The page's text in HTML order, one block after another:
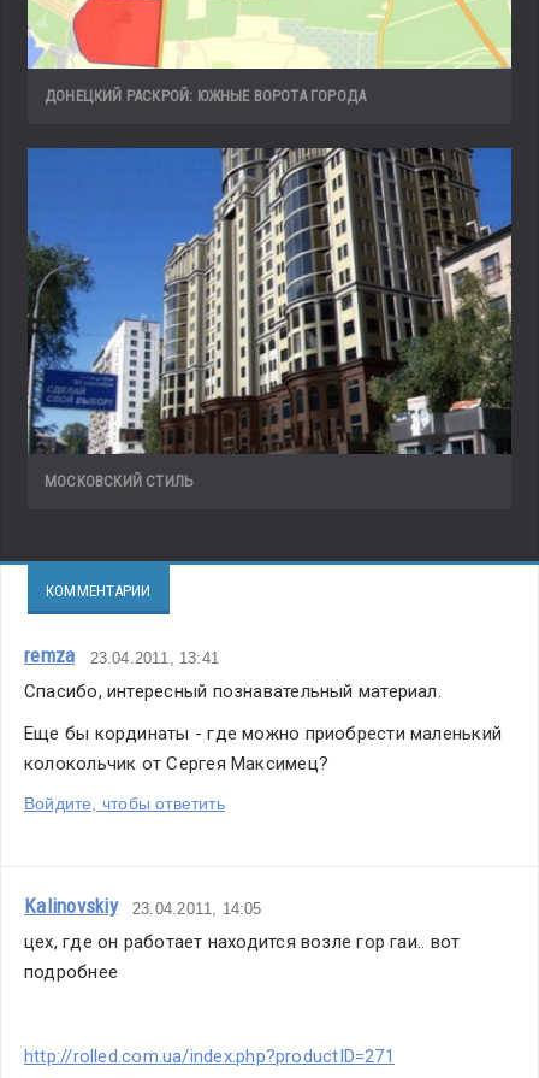
ДОНЕЦКИЙ РАСКРОЙ: ЮЖНЫЕ ВОРОТА ГОРОДА
МОСКОВСКИЙ СТИЛЬ
КОММЕНТАРИИ
remza 23.04.2011, 13:41
Спасибо, интересный познавательный материал.
Еще бы кординаты - где можно приобрести маленький
колокольчик от Сергея Максимец?
Войдите, чтобы ответить
Kalinovskiy 23.04.2011, 14:05
цех, где он работает находится возле гор гаи.. вот
подробнее
http://rolled.com.ua/index.php?productID=271